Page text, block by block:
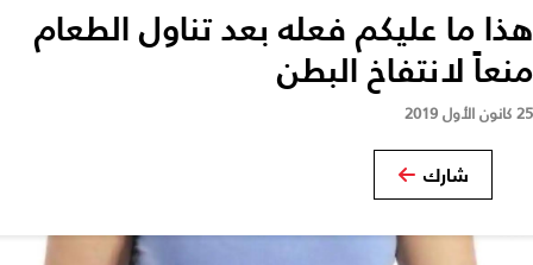
هذا ما عليكم فعله بعد تناول الطعام
منعاً لانتفاخ البطن
25 كانون الأول 2019
شارك